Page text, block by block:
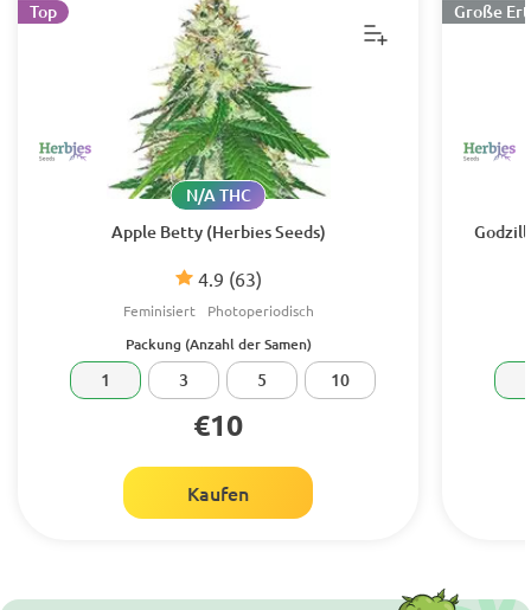
Apple Betty (Herbies Seeds)
4.9 (63)
N/A THC
Feminisiert Photoperiodisch
Top
Packung (Anzahl der Samen)
1 3 5 10
€10
Kaufen
Große